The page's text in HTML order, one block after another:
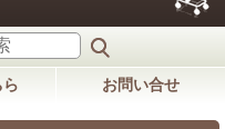
お問い合せ